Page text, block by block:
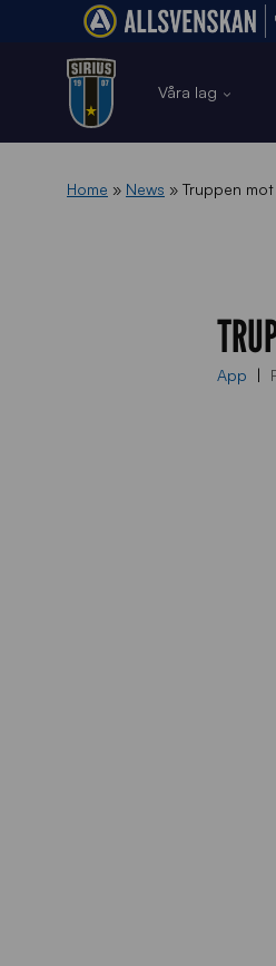
Våra lag
Home » News » Truppen
App